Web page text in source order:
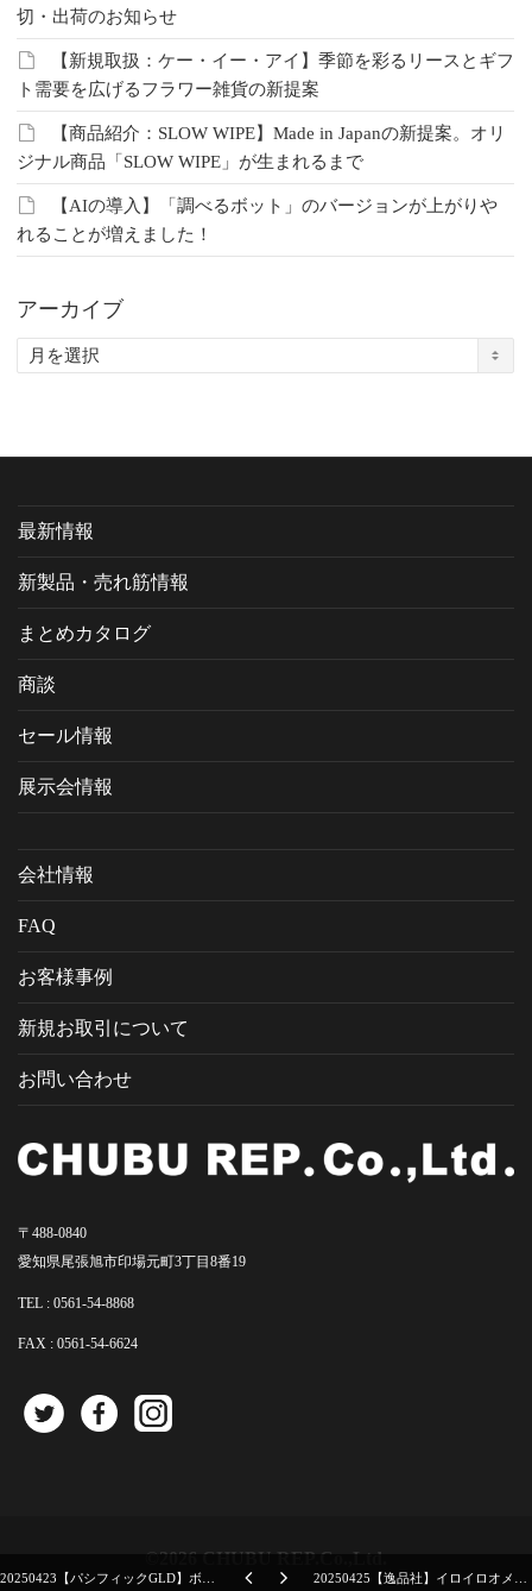
切・出荷のお知らせ
【新規取扱：ケー・イー・アイ】季節を彩るリースとギフ
ト需要を広げるフラワー雑貨の新提案
【商品紹介：SLOW WIPE】Made in Japanの新提案。オリ
ジナル商品「SLOW WIPE」が生まれるまで
【AIの導入】「調べるボット」のバージョンが上がりや
れることが増えました！
アーカイブ
ア
最新情報
新製品・売れ筋情報
まとめカタログ
商談
セール情報
展示会情報
会社情報
FAQ
お客様事例
新規お取引について
お問い合わせ
〒488-0840
愛知県尾張旭市印場元町3丁目8番19
TEL : 0561-54-8868
FAX : 0561-54-6624
©2026 CHUBU REP.Co.,Ltd.